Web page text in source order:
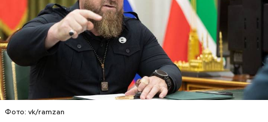
Фото: vk/ramzan
Первой жертвой Миссюры была его девушка.
Именно на ней молодой человек впервые испытал
химикаты, купленные в интернет-магазине. 13
января 2024 года он подсыпал дихлорэтан в
Вскоре в качестве главного подозреваемого в
убийстве спортсмена арестовали его 18-летнего
знакомого Надырхана Кадирханова. На допросе он
признал вину и показал следователям, как именно
совершил преступление и где спрятал оружие, из